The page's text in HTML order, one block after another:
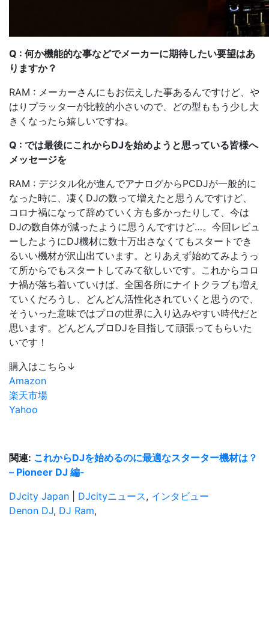
Q : 何か機能的な事などでメーカーに期待したい要望はあ
りますか？
RAM : メーカーさんにもお伝えした事あるんですけど、や
はりプラッターが比較的小さいので、どの型ももう少し大
きくなったら嬉しいですね。
Q : では最後にこれからDJを始めようと思っている皆様へ
メッセージを
RAM : デジタル化が進んでアナログからPCDJが一般的に
なった時に、凄くDJの数って増えたと思うんですけど、
コロナ禍になって辞めていく方も多かったりして、今は
DJの数自体が減ったように思うんですけど…。今回レビュ
ーしたようにDJ機材に数十万出さなくてもスタートでき
るいい機材が沢山出ています。とりあえず始めてみようっ
て所からでもスタートしてみて欲しいです。これからコロ
ナ禍が落ち着いていけば、全国各所にナイトクラブも増え
ていくだろうし、どんどん活性化されていくと思うので、
そういった意味ではプロの世界に入り込みやすい時代だと
思います。どんどんプロDJを目指して頑張ってもらいた
いです！
購入はこちら↓
Amazon
楽天市場
Yahoo
関連: これからDJを始めるのに最適なスターター機材は？
– Pioneer DJ 編-
DJcity Japan
DJcityニュース, インタビュー
Denon DJ, DJ Ram,